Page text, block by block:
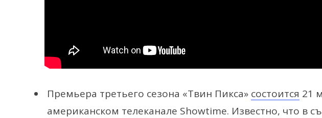
Премьера третьего сезона «Твин Пикса» состоится 21
американском телеканале Showtime. Известно, что в